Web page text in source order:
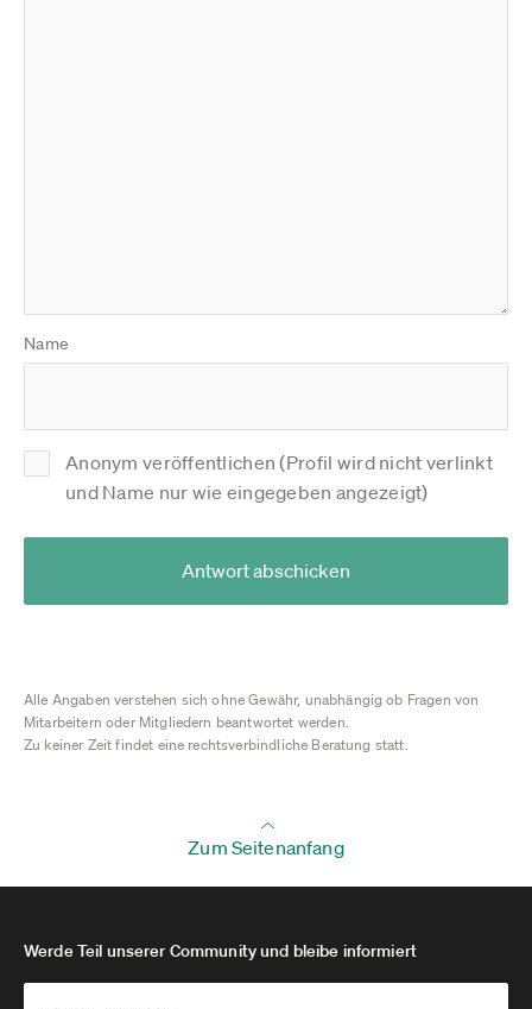
Name
Anonym veröffentlichen (Profil wird nicht verlinkt
und Name nur wie eingegeben angezeigt)
Antwort abschicken
Alle Angaben verstehen sich ohne Gewähr, unabhängig ob Fragen von
Mitarbeitern oder Mitgliedern beantwortet werden.
Zu keiner Zeit findet eine rechtsverbindliche Beratung statt.
Zum Seitenanfang
Werde Teil unserer Community und bleibe informiert